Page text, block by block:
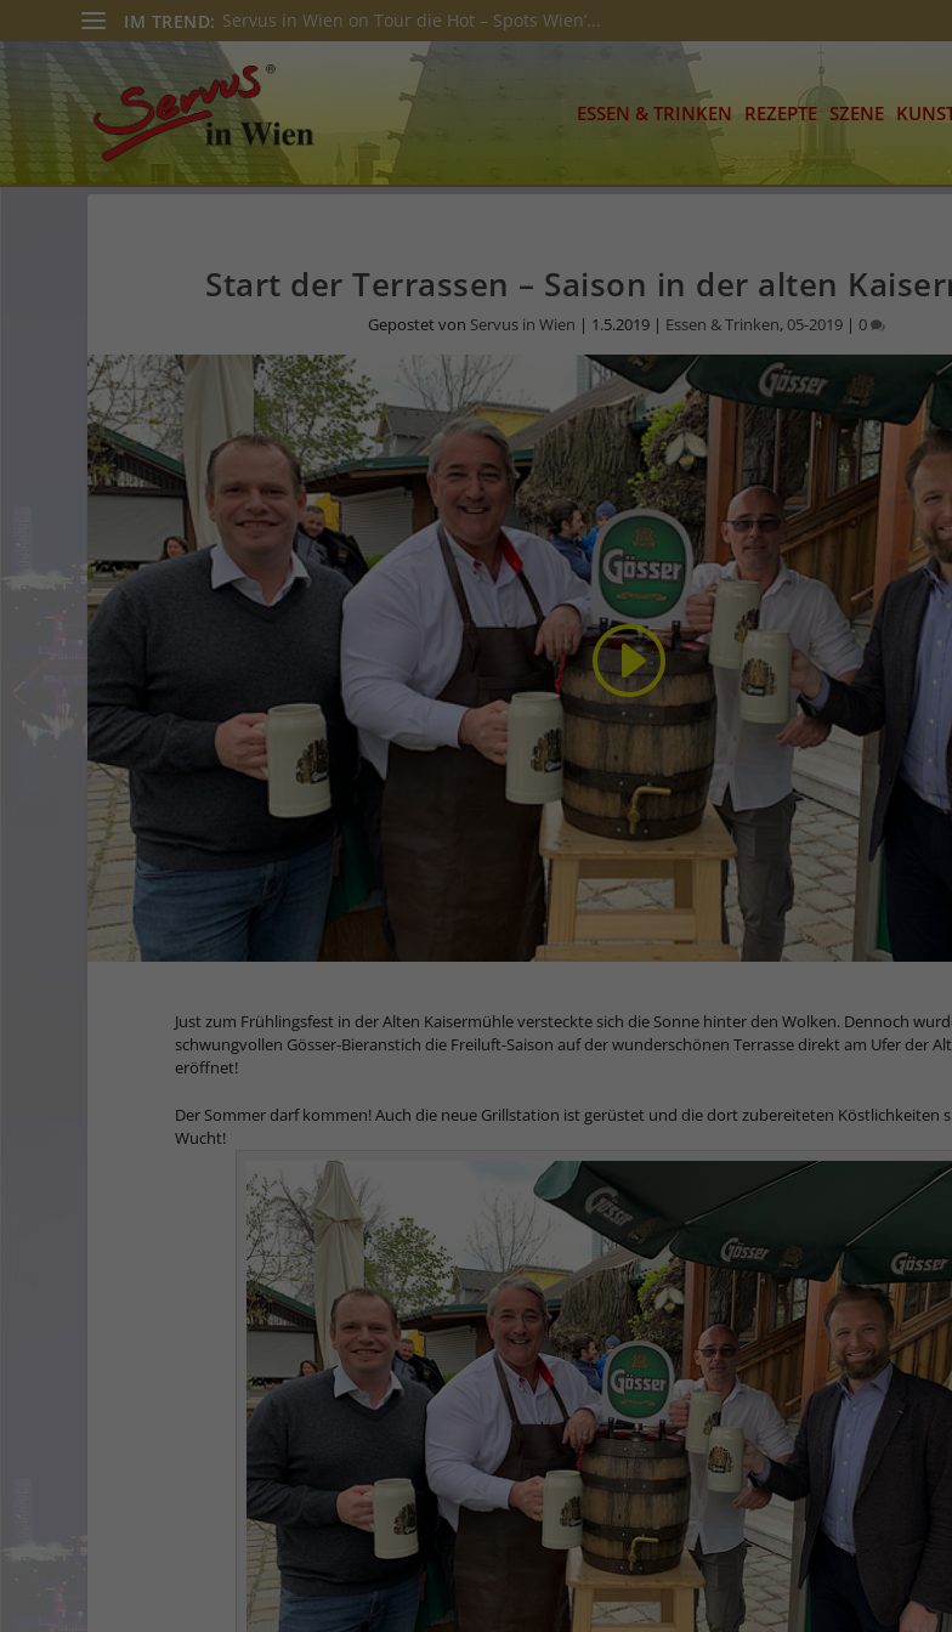
IM TREND: Servus in Wien on Tour die Hot – Spots Wien’...
ESSEN & TRINKEN REZEPTE SZENE
Start der Terrassen – Saison in der alten
Gepostet von Servus in Wien | 1.5.2019 | Essen & Trinken,05-2019 | 0
Just zum Frühlingsfest in der Alten Kaisermühle versteckte sich die Sonne hinter den Wolken. Dennoch
schwungvollen Gösser-Bieranstich die Freiluft-Saison auf der wunderschönen Terrasse direkt am Ufer der
eröffnet!
Der Sommer darf kommen! Auch die neue Grillstation ist gerüstet und die dort zubereiteten Köstlichkeiten
Wucht!